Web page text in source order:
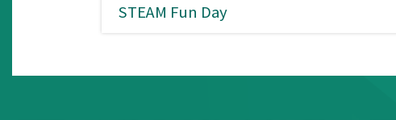
STEAM Fun Day